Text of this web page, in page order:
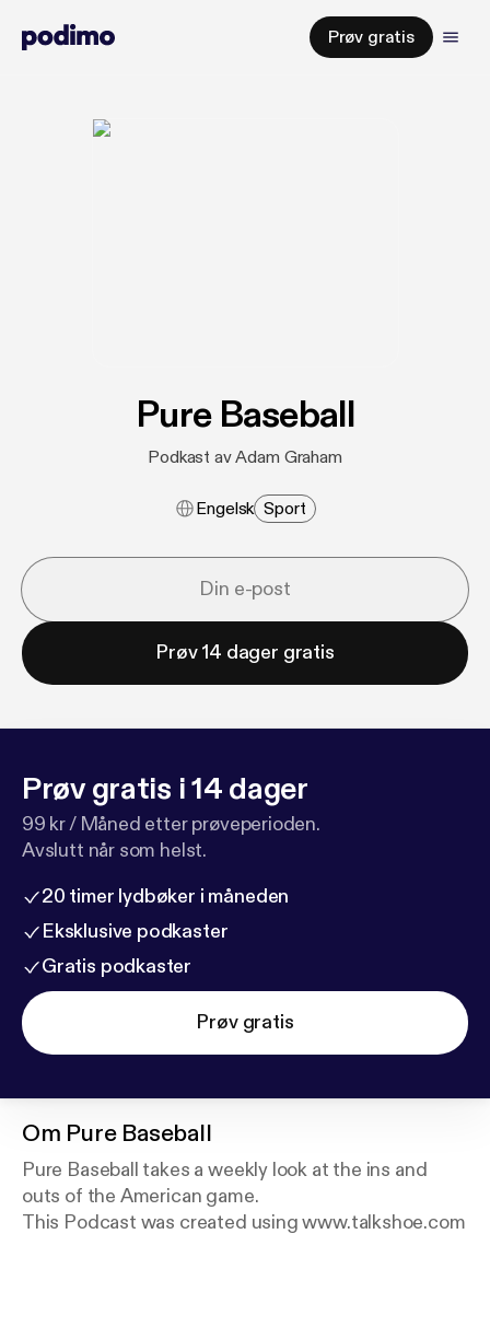
Prøv gratis
Pure Baseball
Podkast av Adam Graham
Engelsk Sport
Prøv 14 dager gratis
Prøv gratis i 14 dager
99 kr / Måned etter prøveperioden.
Avslutt når som helst.
20 timer lydbøker i måneden
Eksklusive podkaster
Gratis podkaster
Prøv gratis
Om Pure Baseball
Pure Baseball takes a weekly look at the ins and
outs of the American game.
This Podcast was created using www.talkshoe.com